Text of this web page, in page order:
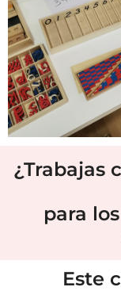
¿Trabajas
para
Este